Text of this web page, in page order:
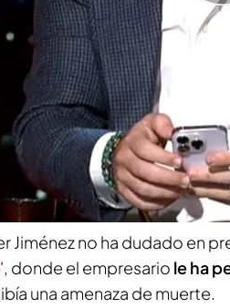
declarase en la
por Delcy Rodríguez
irregulares de dinero de
petrolífera
amenazas.
Jiménez no ha dudado en
', donde el empresario le ha
una amenaza de muerte.